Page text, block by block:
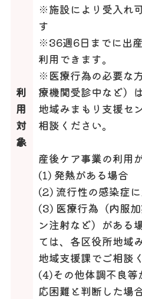
利
用
対
象
※施設により受入れ
す
※36週6日までに出
利用できます。
※医療行為の必要な
療機関受診中など）
地域みまもり支援セ
相談ください。
産後ケア事業の利用
(1) 発熱がある場合
(2) 流行性の感染症
(3) 医療行為（内服
ン注射など）があ
ては、各区役所地域
地域支援課でご相談
(4)その他体調不良等
応困難と判断した場